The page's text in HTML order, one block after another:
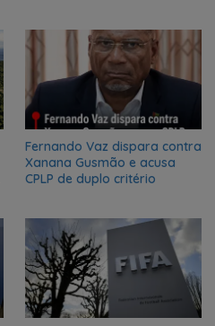
Fernando Vaz dispara contra
Xanana Gusmão e acusa
CPLP de duplo critério